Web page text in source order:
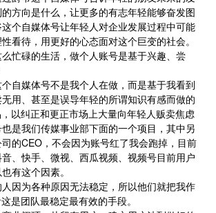
方向是什么，让更多的有志年轻能够奋发图
个自媒体号让年轻人对企业发展过程中可能
看待，用更好的心态面对这个巨变的社会。
忙碌的生活，做个人账号是基于兴趣、尝
自媒体号不是我个人在做，而是基于我看到
用、甚至是误导年轻的所谓知识有感而做的
以纠正和更正市场上大量向年轻人贩卖焦虑
是我们传媒事业部下面的一个项目，其中另
的CEO，不会因为账号红了我会跑掉，目前
、快手、微视、西瓜视频、视频号目前用户
有这个因素。
因为各种原因无法稳定，所以他们就把我作
是团队最稳定最有效的手段。